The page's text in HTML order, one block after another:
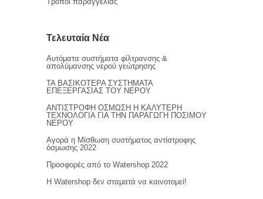
Τελευταία Νέα
Αυτόματα συστήματα φίλτρανσης &
απολύμανσης νερού γεώτρησης
ΤΑ ΒΑΣΙΚΟΤΕΡΑ ΣΥΣΤΗΜΑΤΑ
ΕΠΕΞΕΡΓΑΣΙΑΣ ΤΟΥ ΝΕΡΟΥ
ΑΝΤΙΣΤΡΟΦΗ ΟΣΜΩΣΗ Η ΚΑΛΥΤΕΡΗ
ΤΕΧΝΟΛΟΓΙΑ ΓΙΑ ΤΗΝ ΠΑΡΑΓΩΓΗ ΠΟΣΙΜΟΥ
ΝΕΡΟΥ
Αγορά η Μίσθωση συστήματος αντίστροφης
όσμωσης 2022
Προσφορές από το Watershop 2022
Η Watershop δεν σταματά να καινοτομεί!